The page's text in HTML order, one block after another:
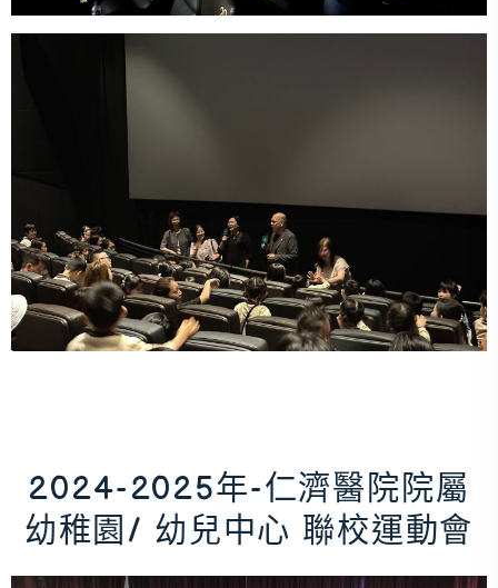
2024-2025年-仁濟醫院院屬
幼稚園/ 幼兒中心 聯校運動會